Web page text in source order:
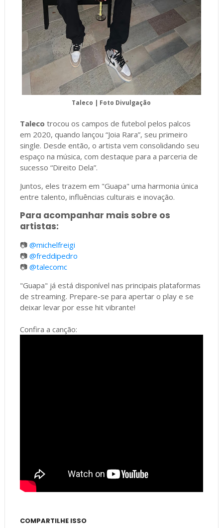
Taleco | Foto Divulgação
Taleco trocou os campos de futebol pelos palcos
em 2020, quando lançou “Joia Rara”, seu primeiro
single. Desde então, o artista vem consolidando seu
espaço na música, com destaque para a parceria de
sucesso “Direito Dela”.
Juntos, eles trazem em "Guapa" uma harmonia única
entre talento, influências culturais e inovação.
Para acompanhar mais sobre os
artistas:
📷 @michelfreigi
📷 @freddipedro
📷 @talecomc
"Guapa" já está disponível nas principais plataformas
de streaming. Prepare-se para apertar o play e se
deixar levar por esse hit vibrante!
Confira a canção:
COMPARTILHE ISSO